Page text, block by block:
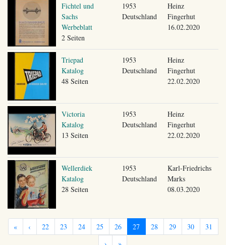
Fichtel und
Sachs
Werbeblatt
2 Seiten
1953
Deutschland
Heinz
Fingerhut
16.02.2020
Triepad
Katalog
48 Seiten
1953
Deutschland
Heinz
Fingerhut
22.02.2020
Victoria
Katalog
13 Seiten
1953
Deutschland
Heinz
Fingerhut
22.02.2020
Wellerdiek
Katalog
28 Seiten
1953
Deutschland
Karl-Friedrichs
Marks
08.03.2020
« ‹ 22 23 24 25 26 27 28 29 30
31
›
»